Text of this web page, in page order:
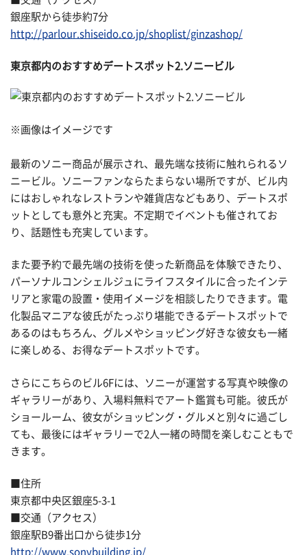
銀座駅から徒歩約7分
http://parlour.shiseido.co.jp/shoplist/ginzashop/
東京都内のおすすめデートスポット2.ソニービル
※画像はイメージです
最新のソニー商品が展示され、最先端な技術に触れられるソ
ニービル。ソニーファンならたまらない場所ですが、ビル内
にはおしゃれなレストランや雑貨店などもあり、デートスポ
ットとしても意外と充実。不定期でイベントも催されてお
り、話題性も充実しています。
また要予約で最先端の技術を使った新商品を体験できたり、
パーソナルコンシェルジュにライフスタイルに合ったインテ
リアと家電の設置・使用イメージを相談したりできます。電
化製品マニアな彼氏がたっぷり堪能できるデートスポットで
あるのはもちろん、グルメやショッピング好きな彼女も一緒
に楽しめる、お得なデートスポットです。
さらにこちらのビル6Fには、ソニーが運営する写真や映像の
ギャラリーがあり、入場料無料でアート鑑賞も可能。彼氏が
ショールーム、彼女がショッピング・グルメと別々に過ごし
ても、最後にはギャラリーで2人一緒の時間を楽しむこともで
きます。
■住所
東京都中央区銀座5-3-1
■交通（アクセス）
銀座駅B9番出口から徒歩1分
http://www.sonybuilding.jp/